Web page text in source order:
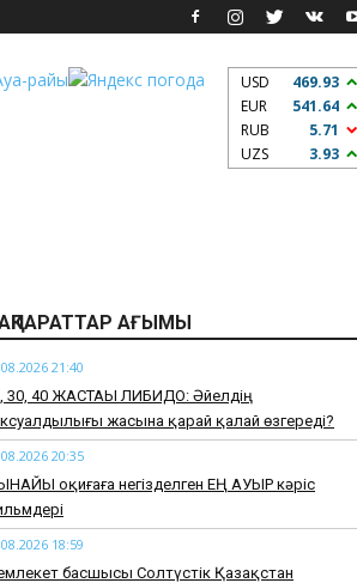
USD
469.93
EUR
541.64
RUB
5.71
UZS
3.93
АҒЫМЫ
21:40
30, 40 ЖАСТАҒЫ ЛИБИДО: Әйелдің
жасына қарай қалай өзгереді?
20:35
оқиғаға негізделген ЕҢ АУЫР кәріс
18:59
басшысы Солтүстік Қазақстан